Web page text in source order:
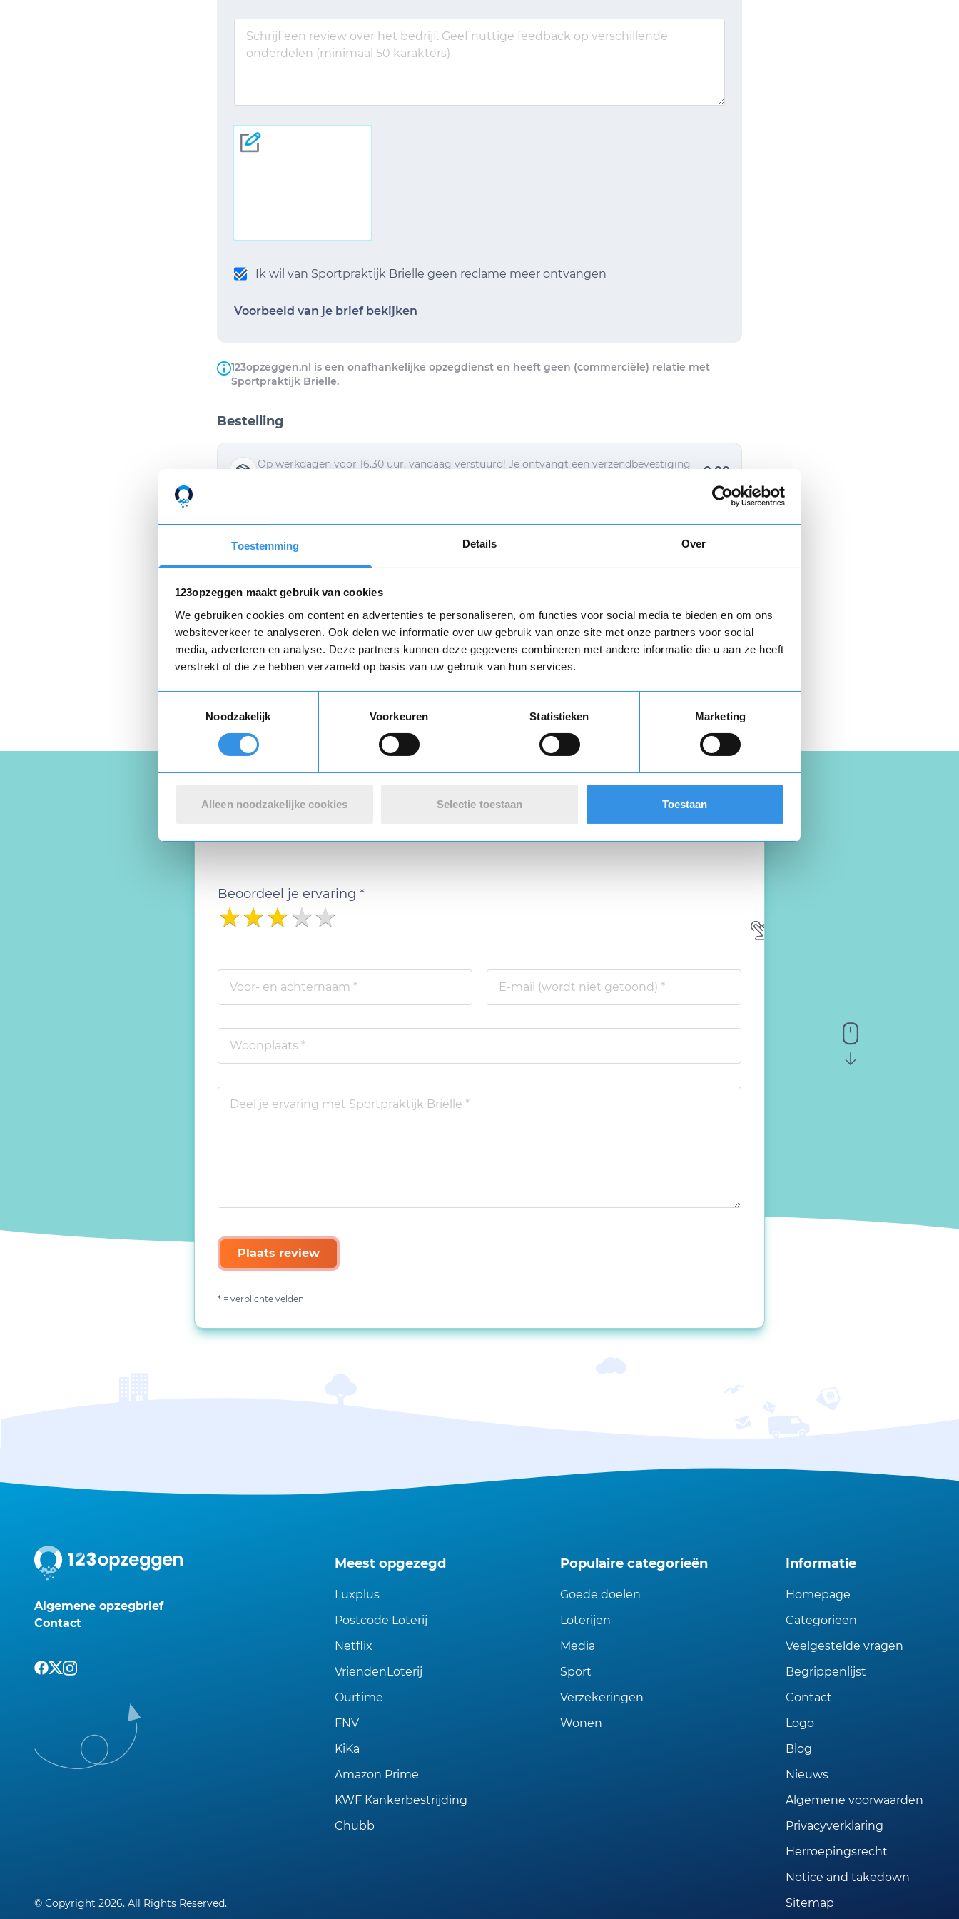
Toestemming Details Over
123opzeggen maakt gebruik van cookies
We gebruiken cookies om content en advertenties te personaliseren, om functies voor social media te bieden en om ons
websiteverkeer te analyseren. Ook delen we informatie over uw gebruik van onze site met onze partners voor social
media, adverteren en analyse. Deze partners kunnen deze gegevens combineren met andere informatie die u aan ze heeft
verstrekt of die ze hebben verzameld op basis van uw gebruik van hun services.
Noodzakelijk
Voorkeuren Statistieken Marketing
Alleen noodzakelijke cookies Selectie toestaan Toestaan
Ik wil van Sportpraktijk Brielle geen reclame meer ontvangen
Voorbeeld van je brief bekijken
123opzeggen.nl is een onafhankelijke opzegdienst en heeft geen (commerciële) relatie met
Sportpraktijk Brielle.
Bestelling
Op werkdagen voor 16.30 uur, vandaag verstuurd! Je ontvangt een verzendbevestiging
0,00
Ik ga akkoord met de algemene voorwaarden
Privacyverklaringen algemene voorwaarden zijn van toepassing.
opzegbrief
Beoordeel je ervaring *
Plaats review
* = verplichte velden
Algemene opzegbrief
Contact
© Copyright 2026. All Rights Reserved.
Meest opgezegd
Luxplus
Postcode Loterij
Netflix
VriendenLoterij
Ourtime
FNV
KiKa
Amazon Prime
KWF Kankerbestrijding
Chubb
Populaire categorieën
Goede doelen
Loterijen
Media
Sport
Verzekeringen
Wonen
Informatie
Homepage
Categorieën
Veelgestelde vragen
Begrippenlijst
Contact
Logo
Blog
Nieuws
Algemene voorwaarden
Privacyverklaring
Herroepingsrecht
Notice and takedown
Sitemap